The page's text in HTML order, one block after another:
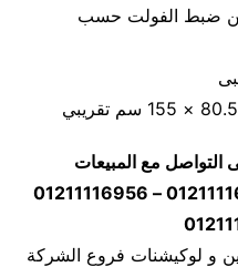
فولت و يمكن ضبط الفولت حسب
التواصل مع المبيعات
و لوكيشنات فروع الشركة